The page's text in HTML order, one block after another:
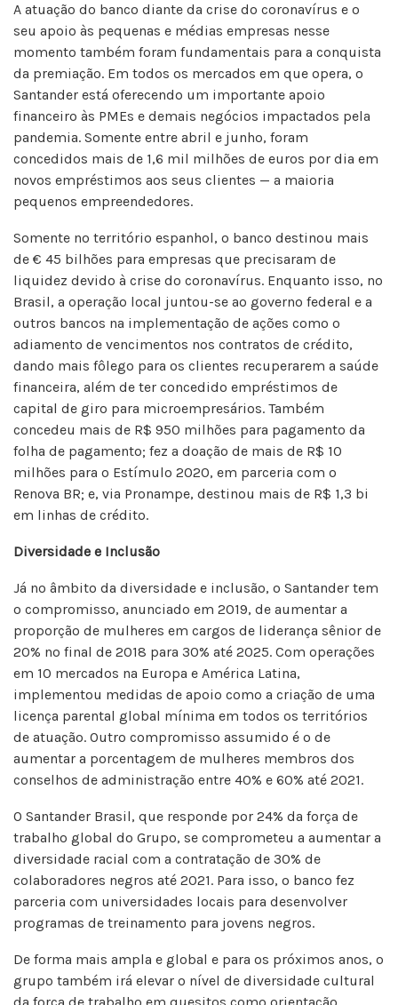
A atuação do banco diante da crise do coronavírus e o
seu apoio às pequenas e médias empresas nesse
momento também foram fundamentais para a conquista
da premiação. Em todos os mercados em que opera, o
Santander está oferecendo um importante apoio
financeiro às PMEs e demais negócios impactados pela
pandemia. Somente entre abril e junho, foram
concedidos mais de 1,6 mil milhões de euros por dia em
novos empréstimos aos seus clientes — a maioria
pequenos empreendedores.
Somente no território espanhol, o banco destinou mais
de € 45 bilhões para empresas que precisaram de
liquidez devido à crise do coronavírus. Enquanto isso, no
Brasil, a operação local juntou-se ao governo federal e a
outros bancos na implementação de ações como o
adiamento de vencimentos nos contratos de crédito,
dando mais fôlego para os clientes recuperarem a saúde
financeira, além de ter concedido empréstimos de
capital de giro para microempresários. Também
concedeu mais de R$ 950 milhões para pagamento da
folha de pagamento; fez a doação de mais de R$ 10
milhões para o Estímulo 2020, em parceria com o
Renova BR; e, via Pronampe, destinou mais de R$ 1,3 bi
em linhas de crédito.
Diversidade e Inclusão
Já no âmbito da diversidade e inclusão, o Santander tem
o compromisso, anunciado em 2019, de aumentar a
proporção de mulheres em cargos de liderança sênior de
20% no final de 2018 para 30% até 2025. Com operações
em 10 mercados na Europa e América Latina,
implementou medidas de apoio como a criação de uma
licença parental global mínima em todos os territórios
de atuação. Outro compromisso assumido é o de
aumentar a porcentagem de mulheres membros dos
conselhos de administração entre 40% e 60% até 2021.
O Santander Brasil, que responde por 24% da força de
trabalho global do Grupo, se comprometeu a aumentar a
diversidade racial com a contratação de 30% de
colaboradores negros até 2021. Para isso, o banco fez
parceria com universidades locais para desenvolver
programas de treinamento para jovens negros.
De forma mais ampla e global e para os próximos anos, o
grupo também irá elevar o nível de diversidade cultural